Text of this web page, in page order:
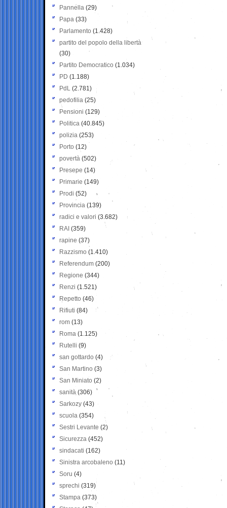
Pannella (29)
Papa (33)
Parlamento (1.428)
partito del popolo della libertà
(30)
Partito Democratico (1.034)
PD (1.188)
PdL (2.781)
pedofilia (25)
Pensioni (129)
Politica (40.845)
polizia (253)
Porto (12)
povertà (502)
Presepe (14)
Primarie (149)
Prodi (52)
Provincia (139)
radici e valori (3.682)
RAI (359)
rapine (37)
Razzismo (1.410)
Referendum (200)
Regione (344)
Renzi (1.521)
Repetto (46)
Rifiuti (84)
rom (13)
Roma (1.125)
Rutelli (9)
san gottardo (4)
San Martino (3)
San Miniato (2)
sanità (306)
Sarkozy (43)
scuola (354)
Sestri Levante (2)
Sicurezza (452)
sindacati (162)
Sinistra arcobaleno (11)
Soru (4)
sprechi (319)
Stampa (373)